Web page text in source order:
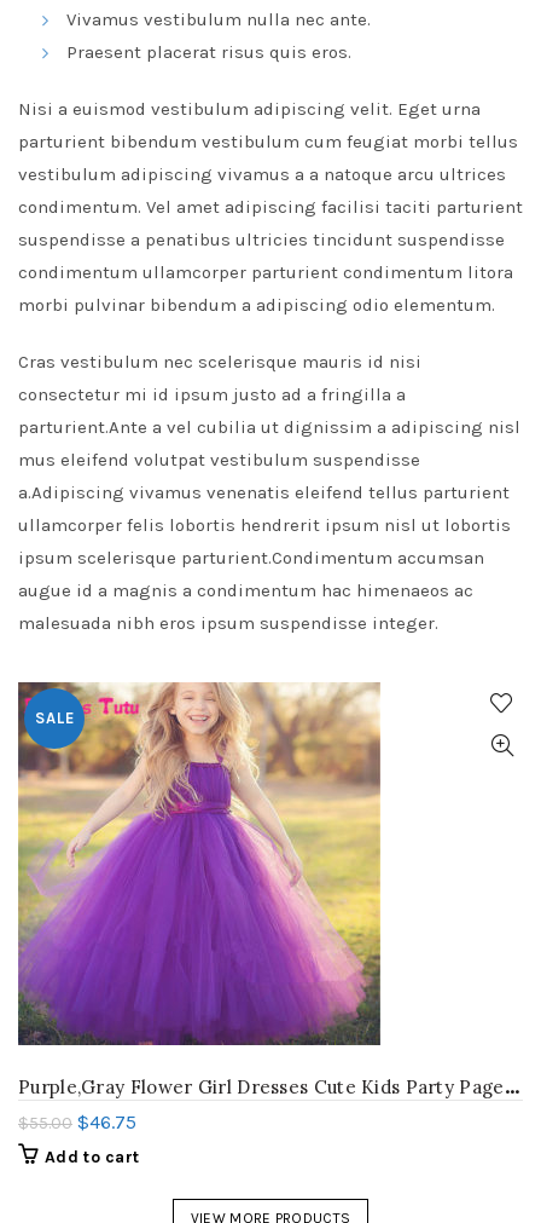
Vivamus vestibulum nulla nec ante.
Praesent placerat risus quis eros.
Nisi a euismod vestibulum adipiscing velit. Eget urna
parturient bibendum vestibulum cum feugiat morbi tellus
vestibulum adipiscing vivamus a a natoque arcu ultrices
condimentum. Vel amet adipiscing facilisi taciti parturient
suspendisse a penatibus ultricies tincidunt suspendisse
condimentum ullamcorper parturient condimentum litora
morbi pulvinar bibendum a adipiscing odio elementum.
Cras vestibulum nec scelerisque mauris id nisi
consectetur mi id ipsum justo ad a fringilla a
parturient.Ante a vel cubilia ut dignissim a adipiscing nisl
mus eleifend volutpat vestibulum suspendisse
a.Adipiscing vivamus venenatis eleifend tellus parturient
ullamcorper felis lobortis hendrerit ipsum nisl ut lobortis
ipsum scelerisque parturient.Condimentum accumsan
augue id a magnis a condimentum hac himenaeos ac
malesuada nibh eros ipsum suspendisse integer.
SALE
P
urple,Gray Flower Girl Dresses Cute Kids Party Pageant Wedding Bridesmaid Bridal Tulle Tutu Dresses Princess Ball Gown 2-14 Y
$55.00 $46.75
Add to cart
VIEW MORE PRODUCTS